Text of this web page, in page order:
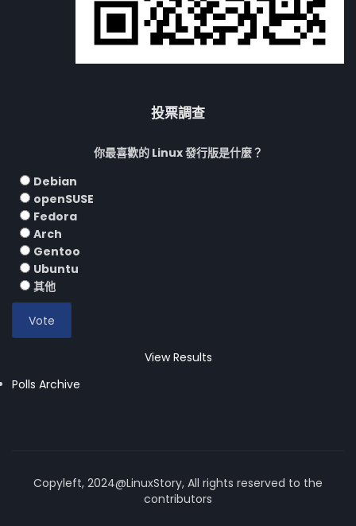
投票調查
你最喜歡的 Linux 發行版是什麼？
Debian
openSUSE
Fedora
Arch
Gentoo
Ubuntu
其他
View Results
Polls Archive
Copyleft, 2024@LinuxStory, All rights reserved to the
contributors